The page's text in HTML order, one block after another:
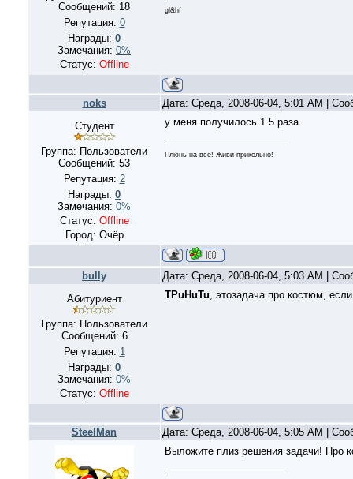
Сообщений: 18
Репутация: 0
Награды: 0
Замечания: 0%
Статус: Offline
gl&hf
noks
Дата: Среда, 2008-06-04, 5:01 AM |
Студент
Группа: Пользователи
Сообщений: 53
Репутация: 2
Награды: 0
Замечания: 0%
Статус: Offline
Город: Очёр
у меня получилось 1.5 раза
Плюнь на всё! Живи прикольно!
bully
Дата: Среда, 2008-06-04, 5:03 AM |
Абитуриент
Группа: Пользователи
Сообщений: 6
Репутация: 1
Награды: 0
Замечания: 0%
Статус: Offline
TPuHuTu, этозадача про костюм,
SteelMan Дата: Среда, 2008-06-04, 5:05 AM |
Выложите плиз решения задачи! Про